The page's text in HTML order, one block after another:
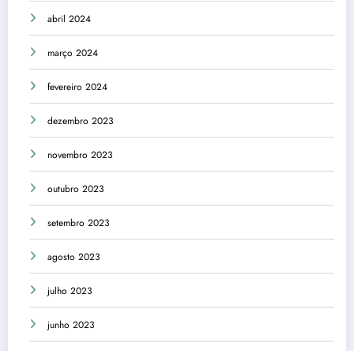
abril 2024
março 2024
fevereiro 2024
dezembro 2023
novembro 2023
outubro 2023
setembro 2023
agosto 2023
julho 2023
junho 2023